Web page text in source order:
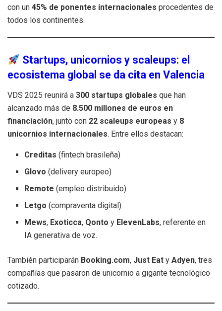
con un 45% de ponentes internacionales procedentes de
todos los continentes.
Startups, unicornios y scaleups: el
ecosistema global se da cita en Valencia
VDS 2025 reunirá a 300 startups globales que han
alcanzado más de 8.500 millones de euros en
financiación, junto con 22 scaleups europeas y 8
unicornios internacionales. Entre ellos destacan:
Creditas (fintech brasileña)
Glovo (delivery europeo)
Remote (empleo distribuido)
Letgo (compraventa digital)
Mews, Exoticca, Qonto y ElevenLabs, referente en
IA generativa de voz.
También participarán Booking.com, Just Eat y Adyen, tres
compañías que pasaron de unicornio a gigante tecnológico
cotizado.